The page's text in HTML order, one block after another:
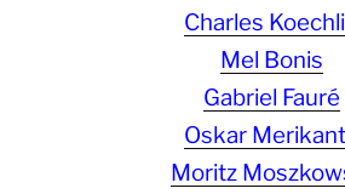
Charles
Mel Bonis
Gabriel Fauré
Oskar
Moritz